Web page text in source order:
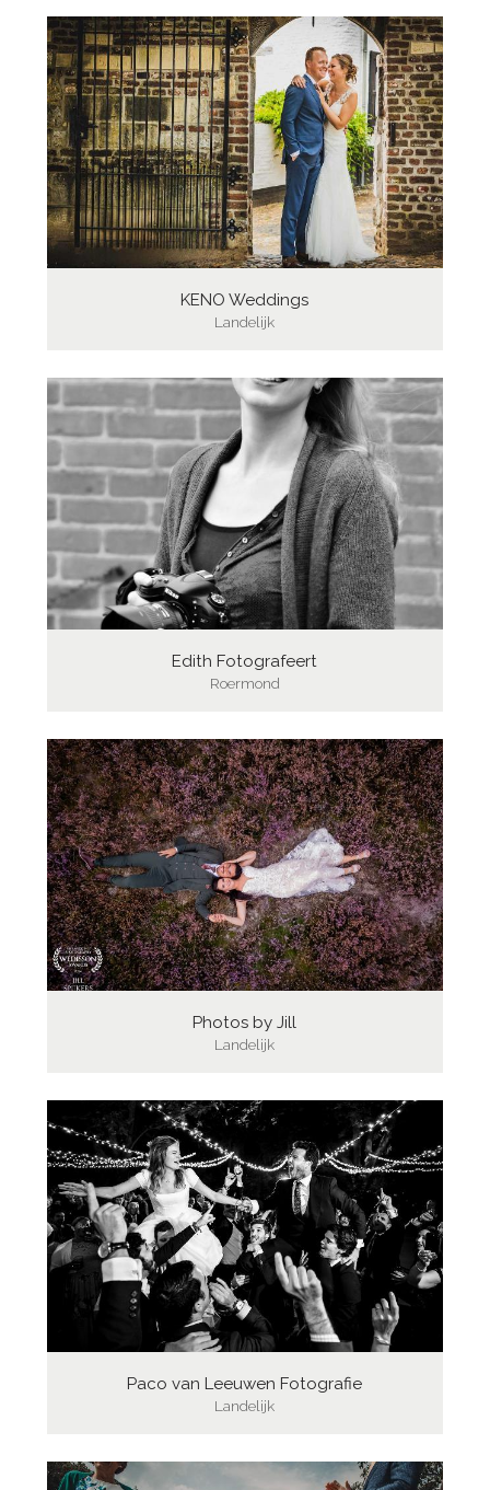
KENO Weddings
Landelijk
Edith Fotografeert
Roermond
Photos by Jill
Landelijk
Paco van Leeuwen Fotografie
Landelijk